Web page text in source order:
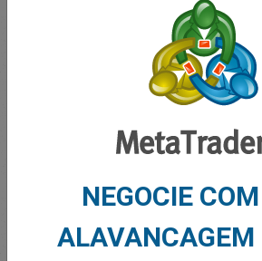
Criar Conta de
NEGOCIE
ALAVANCAGEM